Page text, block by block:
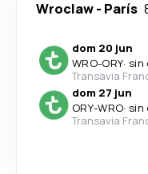
Wroclaw- París
dom 20 jun
WRO-ORY· sin
Transavia
dom 27 jun
ORY-WRO· sin
Transavia